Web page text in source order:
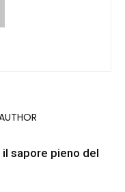
sapore pieno del